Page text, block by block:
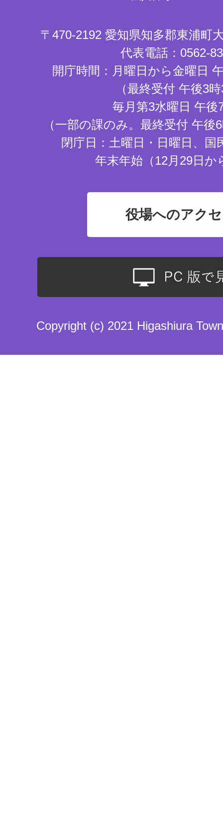
〒470-2192 愛知県知多郡東浦町
代表電話：0562-
開庁時間：月曜日から金曜日
（最終受付 午後3
毎月第3水曜日 午後
（一部の課のみ。最終受付 午
閉庁日：土曜日・日曜日、国
年末年始（12月29日か
役場へのアク
Copyright (c) 2021 Higashiura